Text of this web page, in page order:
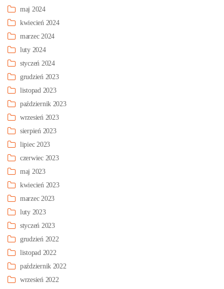
maj 2024
kwiecień 2024
marzec 2024
luty 2024
styczeń 2024
grudzień 2023
listopad 2023
październik 2023
wrzesień 2023
sierpień 2023
lipiec 2023
czerwiec 2023
maj 2023
kwiecień 2023
marzec 2023
luty 2023
styczeń 2023
grudzień 2022
listopad 2022
październik 2022
wrzesień 2022